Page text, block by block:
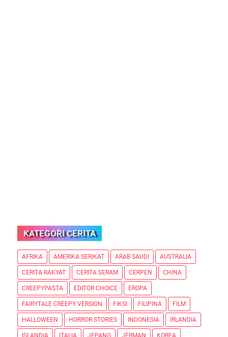
KATEGORI CERITA
AFRIKA AMERIKA SERIKAT ARAB SAUDI AUSTRALIA
CERITA RAKYAT CERITA SERAM CERPEN CHINA
CREEPYPASTA EDITOR CHOICE EROPA
FAIRYTALE CREEPY VERSION FIKSI FILIPINA FILM
HALLOWEEN HORROR STORIES INDONESIA IRLANDIA
ISLANDIA ITALIA JEPANG JERMAN KOREA